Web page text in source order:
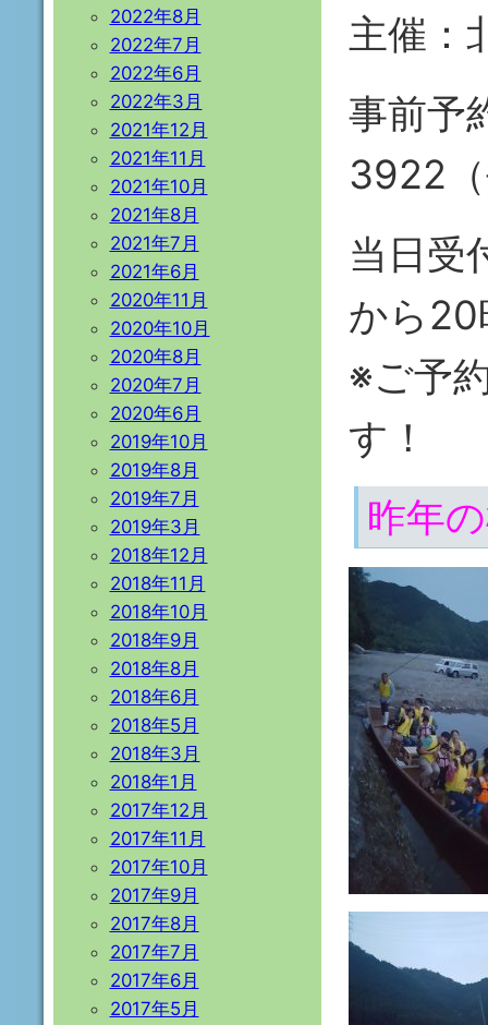
主催：
事前予
3922
当日受
から
※ご予
す！
昨年
2022年8月
2022年7月
2022年6月
2022年3月
2021年12月
2021年11月
2021年10月
2021年8月
2021年7月
2021年6月
2020年11月
2020年10月
2020年8月
2020年7月
2020年6月
2019年10月
2019年8月
2019年7月
2019年3月
2018年12月
2018年11月
2018年10月
2018年9月
2018年8月
2018年6月
2018年5月
2018年3月
2018年1月
2017年12月
2017年11月
2017年10月
2017年9月
2017年8月
2017年7月
2017年6月
2017年5月